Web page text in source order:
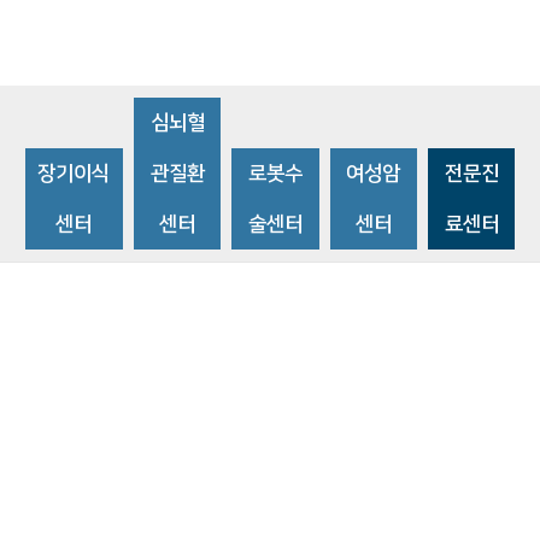
장기이식
센터
심뇌혈
관질환
센터
로봇수
술센터
여성암
센터
전문진
료센터